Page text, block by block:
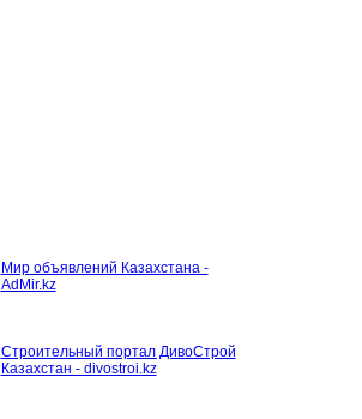
Мир объявлений Казахстана -
AdMir.kz
Строительный портал ДивоСтрой
Казахстан - divostroi.kz